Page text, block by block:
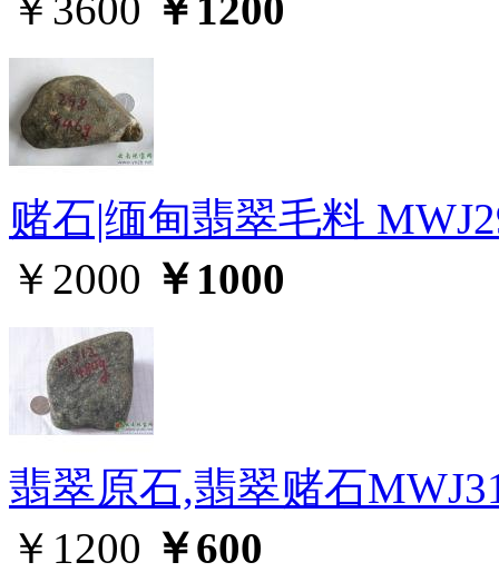
赌石|缅甸翡翠毛料
￥2000 ￥1000
翡翠原石,翡翠赌石
￥1200 ￥600